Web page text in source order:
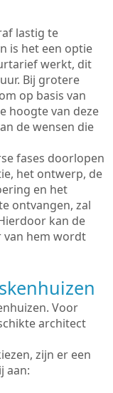
lastig te
is het een optie
werkt, dit
Bij grotere
op basis van
hoogte van deze
de wensen die
fases doorlopen
het ontwerp, de
en het
ontvangen, zal
kan de
van hem wordt
Voor
architect
zijn er een
aan: